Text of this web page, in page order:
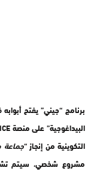
برنامج “جيني” يفتح
التكوينية من إنجاز “جماعة
مشروع شخصي، سيتم